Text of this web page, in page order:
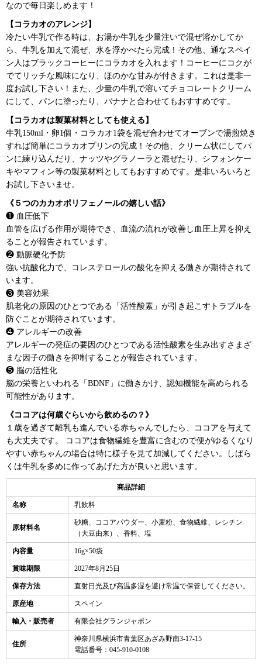
なので毎日楽しめます！
【コラカオのアレンジ】
冷たい牛乳で作る時は、お湯か牛乳を少量注いで混ぜ溶かしてか
ら、牛乳を加えて混ぜ、氷を浮かべたら完成！その他、通なスペイ
ン人はブラックコーヒーにコラカオを入れます！コーヒーにコクが
でてリッチな風味になり、ほのかな甘みが付きます。これは是非一
度お試し下さい！また、少量の牛乳で溶いてチョコレートクリーム
にして、パンに塗ったり、バナナと合わせてもおすすめです。
【コラカオは製菓材料としても使える】
牛乳150ml・卵1個・コラカオ1袋を混ぜ合わせてオーブンで湯煎焼き
すれば簡単にコラカオプリンの完成！その他、クリーム状にしてパ
ンに練り込んだり、ナッツやグラノーラと混ぜたり、シフォンケー
キやマフィン等の製菓材料としてもおすすめです。是非いろいろと
お試し下さいませ。
《５つのカカオポリフェノールの嬉しい話》
❶ 血圧低下
血管を広げる作用が期待でき、血流の流れが改善し血圧上昇を抑え
ることが報告されています。
❷ 動脈硬化予防
強い抗酸化力で、コレステロールの酸化を抑える働きが期待されて
います。
❸ 美容効果
肌老化の原因のひとつである「活性酸素」が引き起こすトラブルを
防ぐことが期待されています。
❹ アレルギーの改善
アレルギーの発症の要因のひとつである活性酸素を生み出すさまざ
まな因子の働きを抑制することが報告されています。
❺ 脳の活性化
脳の栄養といわれる「BDNF」に働きかけ、認知機能を高められる
可能性があります。
《ココアは何歳ぐらいから飲めるの？》
１歳を過ぎて離乳も進んでいる赤ちゃんでしたら、ココアを与えて
も大丈夫です。 ココアは食物繊維を豊富に含むので便がゆるくなり
やすい赤ちゃんの場合は特に様子を見て加減してください。しばら
くは牛乳を多めに作ってあげた方が良いと思います。
商品詳細
名称 乳飲料
原材料名
砂糖、ココアパウダー、小麦粉、食物繊維、レシチン
（大豆由来）、香料、塩
内容量 16g×50袋
賞味期限 2027年8月25日
保存方法 直射日光及び高温多湿を避け常温で保管してください。
原産地 スペイン
輸入・販売者 有限会社グランジャポン
住所
神奈川県横浜市青葉区あざみ野南3-17-15
電話番号：045-910-0108